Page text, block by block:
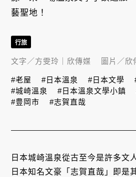
藝聖地！
日本城崎溫泉從古至今是許多文
日本知名文豪「志賀直哉」即是
行旅
文字／方雯玲｜欣傳媒 圖片／欣
#老屋 #日本溫泉 #日本文學
#城崎溫泉
#日本溫泉文學小鎮
#豊岡市
#志賀直哉